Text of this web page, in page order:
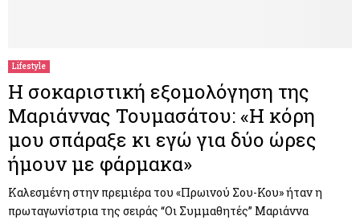
Lifestyle
Η σοκαριστική εξομολόγηση της
Μαριάννας Τουμασάτου: «Η κόρη
μου σπάραξε κι εγώ για δύο ώρες
ήμουν με φάρμακα»
Καλεσμένη στην πρεμιέρα του «Πρωινού Σου-Κου» ήταν η
πρωταγωνίστρια της σειράς “Οι Συμμαθητές” Μαριάννα